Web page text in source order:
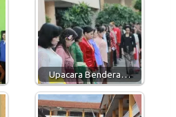
Upacara Bendera…